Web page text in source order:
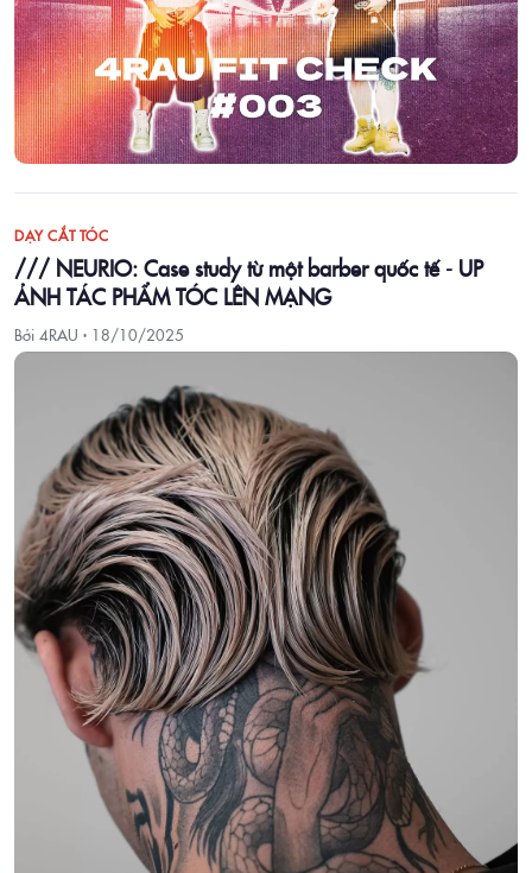
DẠY CẮT TÓC
/// NEURIO: Case study từ một barber quốc tế - UP
ẢNH TÁC PHẨM TÓC LÊN MẠNG
Bởi 4RAU · 18/10/2025